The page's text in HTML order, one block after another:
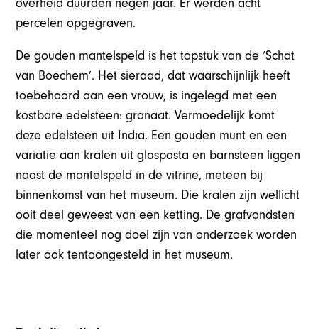
overheid duurden negen jaar. Er werden acht
percelen opgegraven.
De gouden mantelspeld is het topstuk van de ‘Schat
van Boechem’. Het sieraad, dat waarschijnlijk heeft
toebehoord aan een vrouw, is ingelegd met een
kostbare edelsteen: granaat. Vermoedelijk komt
deze edelsteen uit India. Een gouden munt en een
variatie aan kralen uit glaspasta en barnsteen liggen
naast de mantelspeld in de vitrine, meteen bij
binnenkomst van het museum. Die kralen zijn wellicht
ooit deel geweest van een ketting. De grafvondsten
die momenteel nog doel zijn van onderzoek worden
later ook tentoongesteld in het museum.